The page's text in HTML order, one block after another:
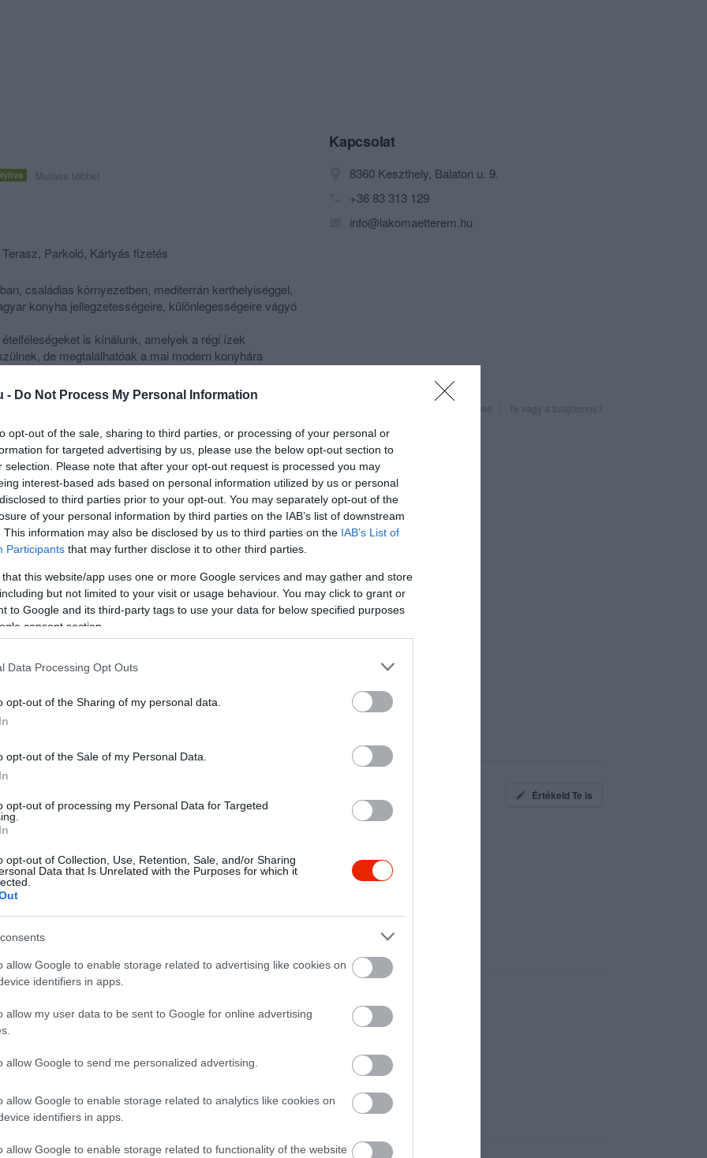
- Do Not Process My Personal Information
opt-out of the sale, sharing to third parties, or processing of your personal or
for targeted advertising by us, please use the below opt-out section to
selection. Please note that after your opt-out request is processed you may
interest-based ads based on personal information utilized by us or personal
to third parties prior to your opt-out. You may separately opt-out of the
of your personal information by third parties on the IAB’s list of downstream
This information may also be disclosed by us to third parties on the IAB’s List of
Participants that may further disclose it to other third parties.
that this website/app uses one or more Google services and may gather and store
but not limited to your visit or usage behaviour. You may click to grant or
to Google and its third-party tags to use your data for below specified purposes
consent section.
Data Processing Opt Outs
opt-out of the Sharing of my personal data.
opt-out of the Sale of my Personal Data.
opt-out of processing my Personal Data for Targeted
opt-out of Collection, Use, Retention, Sale, and/or Sharing
Data that Is Unrelated with the Purposes for which it
allow Google to enable storage related to advertising like cookies on
identifiers in apps.
allow my user data to be sent to Google for online advertising
allow Google to send me personalized advertising.
allow Google to enable storage related to analytics like cookies on
identifiers in apps.
allow Google to enable storage related to functionality of the website
Mutass többet
Parkoló, Kártyás fizetés
családias környezetben, mediterrán kerthelyiséggel,
konyha jellegzetességeire, különlegességeire vágyó
is kínálunk, amelyek a régi ízek
de megtalálhatóak a mai modern konyhára
osztálytalálkozók, keresztelők, családi ünnepek
menüajánlatot kínálunk. Természetesen a
is beváltjuk.
Ha kidobja a 3 hatost, a számláját éttermünk állja!
és mediterrán kerthelyiségünkben.
Kapcsolat
8360 Keszthely, Balaton u. 9.
+36 83 313 129
info@lakomaetterem.hu
Probléma jelentése Te vagy a tulajdonos?
Értékeld Te is
и интерьер необычный! Рыбу подали старую.